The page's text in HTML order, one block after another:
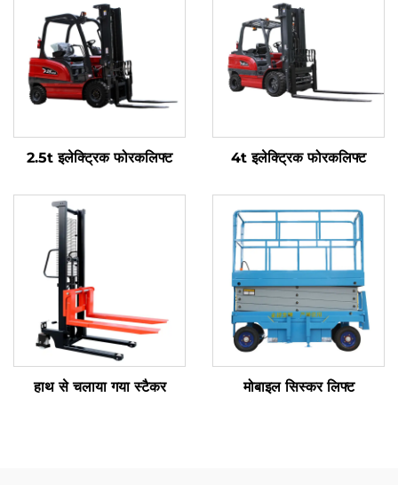
2.5t इलेक्ट्रिक फोरकलिफ्ट 4t इलेक्ट्रिक फोरकलिफ्ट
हाथ से चलाया गया स्टैकर मोबाइल सिस्कर लिफ्ट